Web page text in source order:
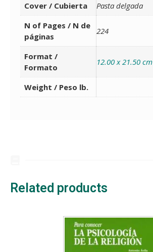
Cover / Cubierta
Pasta delgada
N of Pages / N de
páginas
224
Format /
Formato
12.00 x 21.50 cm
Weight / Peso lb.
Related products